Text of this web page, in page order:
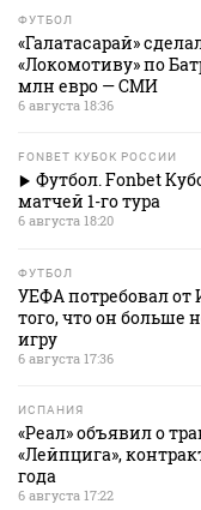
ФУТБОЛ
«Галатасарай»
«Локомотиву» по
млн евро — СМИ
6 августа 18:36
FONBET КУБОК РОССИИ
Футбол. Fonbet
матчей 1-го тура
6 августа 18:20
ФУТБОЛ
УЕФА потребовал
того, что он больше
игру
6 августа 17:36
ИСПАНИЯ
«Реал» объявил о
«Лейпцига»,
года
6 августа 17:22